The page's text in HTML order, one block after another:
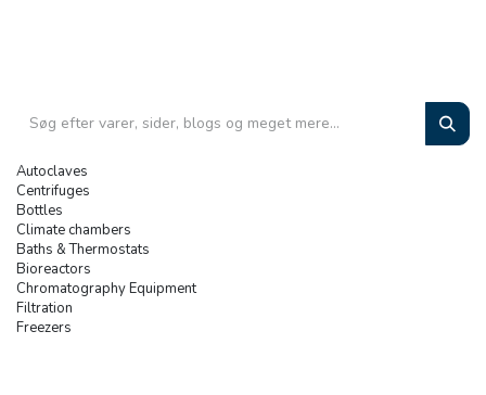
Autoclaves
Centrifuges
Bottles
Climate chambers
Baths & Thermostats
Bioreactors
Chromatography Equipment
Filtration
Freezers